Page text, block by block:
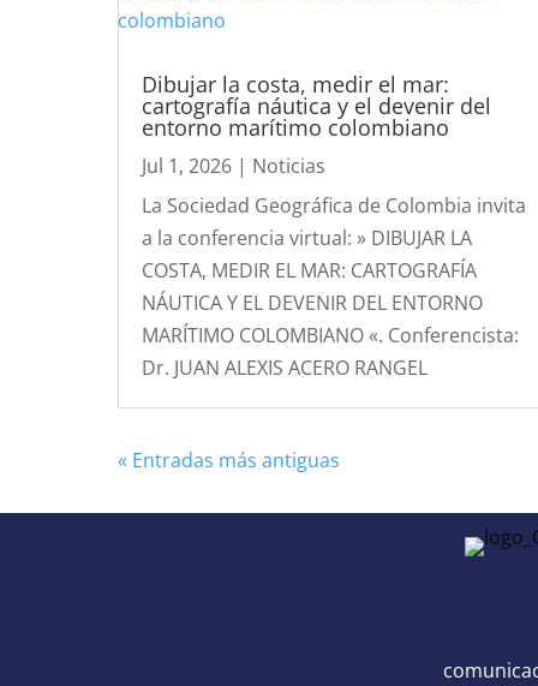
Dibujar la costa, medir el mar:
cartografía náutica y el devenir del
entorno marítimo colombiano
Jul 1, 2026 | Noticias
La Sociedad Geográfica de Colombia invita
a la conferencia virtual: » DIBUJAR LA
COSTA, MEDIR EL MAR: CARTOGRAFÍA
NÁUTICA Y EL DEVENIR DEL ENTORNO
MARÍTIMO COLOMBIANO «. Conferencista:
Dr. JUAN ALEXIS ACERO RANGEL
« Entradas más antiguas